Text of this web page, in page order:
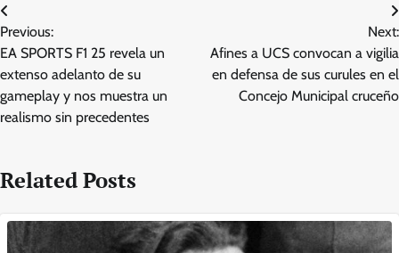
Post
navigation
Previous:
EA SPORTS F1 25 revela un
extenso adelanto de su
gameplay y nos muestra un
realismo sin precedentes
Next:
Afines a UCS convocan a vigilia
en defensa de sus curules en el
Concejo Municipal cruceño
Related Posts